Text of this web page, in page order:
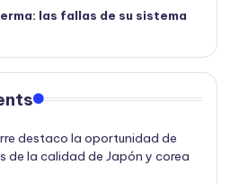
las fallas de su sistema
destaco la oportunidad de
de la calidad de Japón y corea